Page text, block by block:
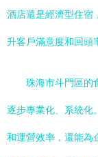
酒店還是經濟型住宿
升客戶滿意度和回頭
珠海市斗門區的
逐步專業化、系統化
和運營效率，還能為